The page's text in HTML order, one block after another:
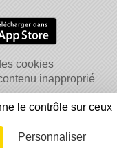
cookies
inapproprié
Connexion
le contrôle sur ceux
Personnaliser